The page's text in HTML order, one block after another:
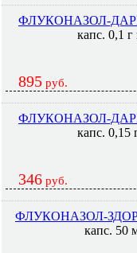
ФЛУКОНАЗОЛ-
капс. 0,1
895 руб.
ФЛУКОНАЗОЛ-
капс. 0,15
346 руб.
ФЛУКОНАЗОЛ-
капс. 50